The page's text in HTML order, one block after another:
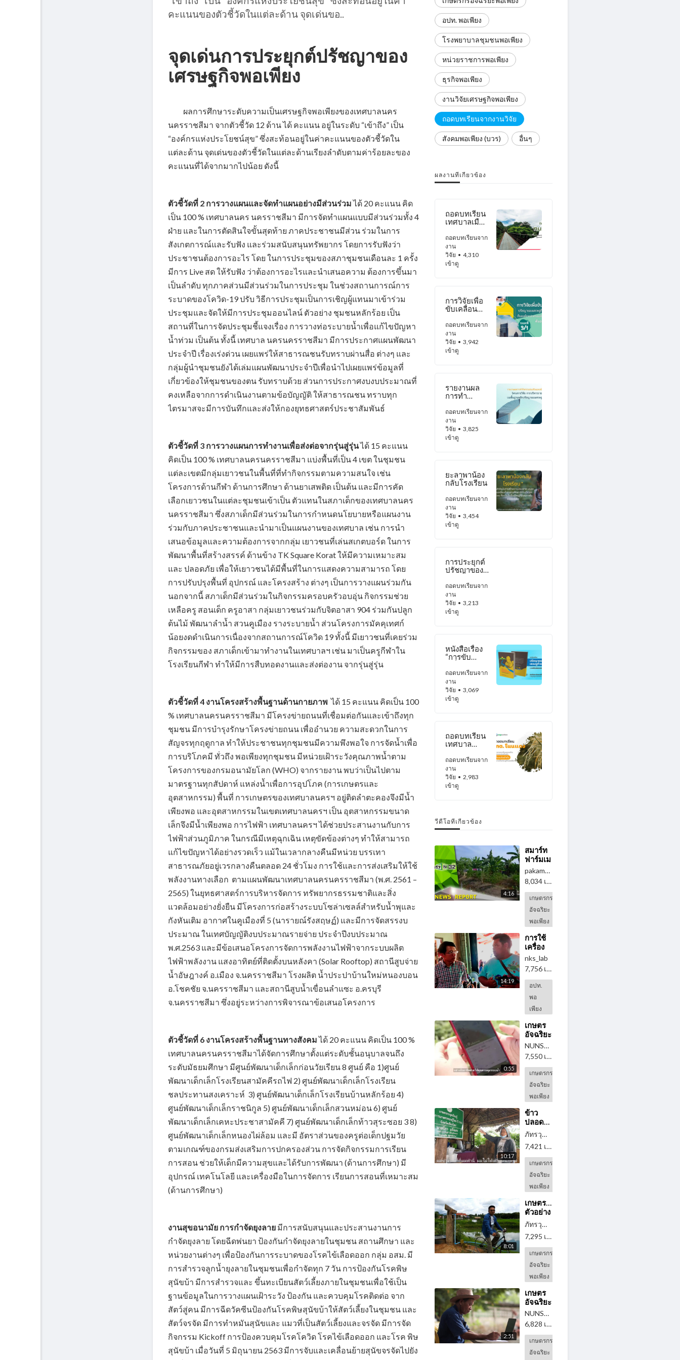
คะแนนของตัวชี้วัดในแต่ละด้าน จุดเด่นขอ..
จุดเด่นการประยุกต์ปรัชญาของ
เศรษฐกิจพอเพียง
ผลการศึกษาระดับความเป็นเศรษฐกิจพอเพียงของเทศบาลนคร
นครราชสีมา จากตัวชี้วัด 12 ด้าน ได้ คะแนน อยู่ในระดับ “เข้าถึง” เป็น
“องค์กรแห่งประโยชน์สุข” ซึ่งสะท้อนอยู่ในค่าคะแนนของตัวชี้วัดใน
แต่ละด้าน จุดเด่นของตัวชี้วัดในแต่ละด้านเรียงลำดับตามค่าร้อยละของ
คะแนนที่ได้จากมากไปน้อย ดังนี้
ตัวชี้วัดที่ 2 การวางแผนและจัดทำแผนอย่างมีส่วนร่วมได้ 20 คะแนน คิด
เป็น 100 % เทศบาลนคร นครราชสีมา มีการจัดทำแผนแบบมีส่วนร่วมทั้ง 4
ฝ่าย และในการตัดสินใจขั้นสุดท้าย ภาคประชาชนมีส่วน ร่วมในการ
สังเกตการณ์และรับฟัง และร่วมสนับสนุนทรัพยากร โดยการรับฟังว่า
ประชาชนต้องการอะไร โดย ในการประชุมของสภาชุมชนเดือนละ 1 ครั้ง
มีการ Live สด ให้รับฟัง ว่าต้องการอะไรและนำเสนอความ ต้องการขึ้นมา
เป็นลำดับ ทุกภาคส่วนมีส่วนร่วมในการประชุม ในช่วงสถานการณ์การ
ระบาดของโควิด-19 ปรับ วิธีการประชุมเป็นการเชิญผู้แทนมาเข้าร่วม
ประชุมและจัดให้มีการประชุมออนไลน์ ตัวอย่าง ชุมชนหลักร้อย เป็น
สถานที่ในการจัดประชุมชี้แจงเรื่อง การวางท่อระบายน้ำเพื่อแก้ไขปัญหา
น้ำท่วม เป็นต้น ทั้งนี้ เทศบาล นครนครราชสีมา มีการประกาศแผนพัฒนา
ประจำปี เรื่องเร่งด่วน เผยแพร่ให้สาธารณชนรับทราบผ่านสื่อ ต่างๆ และ
กลุ่มผู้นำชุมชนยังได้เล่มแผนพัฒนาประจำปีเพื่อนำไปเผยแพร่ข้อมูลที่
เกี่ยวข้องให้ชุมชนของตน รับทราบด้วย ส่วนการประกาศงบงบประมาณที่
คงเหลือจากการดำเนินงานตามข้อบัญญัติ ให้สาธารณชน ทราบทุก
ไตรมาสจะมีการบันทึกและส่งให้กองยุทธศาสตร์ประชาสัมพันธ์
ตัวชี้วัดที่ 3 การวางแผนการทำงานเพื่อส่งต่อจากรุ่นสู่รุ่นได้ 15 คะแนน
คิดเป็น 100 % เทศบาลนครนครราชสีมา แบ่งพื้นที่เป็น 4 เขต ในชุมชน
แต่ละเขตมีกลุ่มเยาวชนในพื้นที่ที่ทำกิจกรรมตามความสนใจ เช่น
โครงการด้านกีฬา ด้านการศึกษา ด้านยาเสพติด เป็นต้น และมีการคัด
เลือกเยาวชนในแต่ละชุมชนเข้าเป็น ตัวแทนในสภาเด็กของเทศบาลนคร
นครราชสีมา ซึ่งสภาเด็กมีส่วนร่วมในการกำหนดนโยบายหรือแผนงาน
ร่วมกับภาคประชาชนและนำมาเป็นแผนงานของเทศบาล เช่น การนำ
เสนอข้อมูลและความต้องการจากกลุ่ม เยาวชนที่เล่นสเกตบอร์ด ในการ
พัฒนาพื้นที่สร้างสรรค์ ด้านข้าง TK Square Korat ให้มีความเหมาะสม
และ ปลอดภัย เพื่อให้เยาวชนได้มีพื้นที่ในการแสดงความสามารถ โดย
การปรับปรุงพื้นที่ อุปกรณ์ และโครงสร้าง ต่างๆ เป็นการวางแผนร่วมกัน
นอกจากนี้ สภาเด็กมีส่วนร่วมในกิจกรรมครอบครัวอบอุ่น กิจกรรมช่วย
เหลือครู สอนเด็ก ครูอาสา กลุ่มเยาวชนร่วมกับจิตอาสา 904 ร่วมกันปลูก
ต้นไม้ พัฒนาลำน้ำ สวนคูเมือง รางระบายน้ำ ส่วนโครงการมัคคุเทศก์
น้อยงดดำเนินการเนื่องจากสถานการณ์โควิด 19 ทั้งนี้ มีเยาวชนที่เคยร่วม
กิจกรรมของ สภาเด็กเข้ามาทำงานในเทศบาลฯ เช่น มาเป็นครูกีฬาใน
โรงเรียนกีฬา ทำให้มีการสืบทอดงานและส่งต่องาน จากรุ่นสู่รุ่น
ตัวชี้วัดที่ 4 งานโครงสร้างพื้นฐานด้านกายภาพ ได้ 15 คะแนน คิดเป็น 100
% เทศบาลนครนครราชสีมา มีโครงข่ายถนนที่เชื่อมต่อกันและเข้าถึงทุก
ชุมชน มีการบำรุงรักษาโครงข่ายถนน เพื่ออำนวย ความสะดวกในการ
สัญจรทุกฤดูกาล ทำให้ประชาชนทุกชุมชนมีความพึงพอใจ การจัดน้ำเพื่อ
การบริโภคมี ทั่วถึง พอเพียงทุกชุมชน มีหน่วยเฝ้าระวังคุณภาพน้ำตาม
โครงการของกรมอนามัยโลก (WHO) จากรายงาน พบว่าเป็นไปตาม
มาตรฐานทุกสัปดาห์ แหล่งน้ำเพื่อการอุปโภค (การเกษตรและ
อุตสาหกรรม) พื้นที่ การเกษตรของเทศบาลนครฯ อยู่ติดลำตะคองจึงมีน้ำ
เพียงพอ และอุตสาหกรรมในเขตเทศบาลนครฯ เป็น อุตสาหกรรมขนาด
เล็กจึงมีน้ำเพียงพอ การไฟฟ้า เทศบาลนครฯ ได้ช่วยประสานงานกับการ
ไฟฟ้าส่วนภูมิภาค ในกรณีมีเหตุฉุกเฉิน เหตุขัดข้องต่างๆ ทำให้สามารถ
แก้ไขปัญหาได้อย่างรวดเร็ว แม้ในเวลากลางคืนมีหน่วย บรรเทา
สาธารณภัยอยู่เวรกลางคืนตลอด 24 ชั่วโมง การใช้และการส่งเสริมให้ใช้
พลังงานทางเลือก ตามแผนพัฒนาเทศบาลนครนครราชสีมา (พ.ศ. 2561 –
2565) ในยุทธศาสตร์การบริหารจัดการ ทรัพยากรธรรมชาติและสิ่ง
แวดล้อมอย่างยั่งยืน มีโครงการก่อสร้างระบบโซล่าเซลล์สำหรับน้ำพุและ
กังหันเติม อากาศในคูเมืองที่ 5 (นารายณ์รังสฤษฏ์) และมีการจัดสรรงบ
ประมาณ ในเทศบัญญัติงบประมาณรายจ่าย ประจำปีงบประมาณ
พ.ศ.2563 และมีข้อเสนอโครงการจัดการพลังงานไฟฟ้าจากระบบผลิต
ไฟฟ้าพลังงาน แสงอาทิตย์ที่ติดตั้งบนหลังคา (Solar Rooftop) สถานีสูบจ่าย
น้ำอัษฎางค์ อ.เมือง จ.นครราชสีมา โรงผลิต น้ำประปาบ้านใหม่หนองบอน
อ.โชคชัย จ.นครราชสีมา และสถานีสูบน้ำเขื่อนลำแซะ อ.ครบุรี
จ.นครราชสีมา ซึ่งอยู่ระหว่างการพิจารณาข้อเสนอโครงการ
ตัวชี้วัดที่ 6 งานโครงสร้างพื้นฐานทางสังคมได้ 20 คะแนน คิดเป็น 100 %
เทศบาลนครนครราชสีมาได้จัดการศึกษาตั้งแต่ระดับชั้นอนุบาลจนถึง
ระดับมัธยมศึกษา มีศูนย์พัฒนาเด็กเล็กก่อนวัยเรียน 8 ศูนย์ คือ 1)ศูนย์
พัฒนาเด็กเล็กโรงเรียนสามัคคีรถไฟ 2) ศูนย์พัฒนาเด็กเล็กโรงเรียน
ชลประทานสงเคราะห์ 3) ศูนย์พัฒนาเด็กเล็กโรงเรียนบ้านหลักร้อย 4)
ศูนย์พัฒนาเด็กเล็กราชนิกูล 5) ศูนย์พัฒนาเด็กเล็กสวนหม่อน 6) ศูนย์
พัฒนาเด็กเล็กเคหะประชาสามัคคี 7) ศูนย์พัฒนาเด็กเล็กท้าวสุระซอย 3 8)
ศูนย์พัฒนาเด็กเล็กหนองไผ่ล้อม และมี อัตราส่วนของครูต่อเด็กปฐมวัย
ตามเกณฑ์ของกรมส่งเสริมการปกครองส่วน การจัดกิจกรรมการเรียน
การสอน ช่วยให้เด็กมีความสุขและได้รับการพัฒนา (ด้านการศึกษา) มี
อุปกรณ์ เทคโนโลยี และเครื่องมือในการจัดการ เรียนการสอนที่เหมาะสม
(ด้านการศึกษา)
งานสุขอนามัย การกำจัดยุงลาย มีการสนับสนุนและประสานงานการ
กำจัดยุงลาย โดยฉีดพ่นยา ป้องกันกำจัดยุงลายในชุมชน สถานศึกษา และ
หน่วยงานต่างๆ เพื่อป้องกันการระบาดของโรคไข้เลือดออก กลุ่ม อสม. มี
การสำรวจลูกน้ำยุงลายในชุมชนเพื่อกำจัดทุก 7 วัน การป้องกันโรคพิษ
สุนัขบ้า มีการสำรวจและ ขึ้นทะเบียนสัตว์เลี้ยงภายในชุมชนเพื่อใช้เป็น
ฐานข้อมูลในการวางแผนเฝ้าระวัง ป้องกัน และควบคุมโรคติดต่อ จาก
สัตว์สู่คน มีการฉีดวัคซีนป้องกันโรคพิษสุนัขบ้าให้สัตว์เลี้ยงในชุมชน และ
สัตว์จรจัด มีการทำหมันสุนัขและ แมวที่เป็นสัตว์เลี้ยงและจรจัด มีการจัด
กิจกรรม Kickoff การป้องควบคุมโรคโควิด โรคไข้เลือดออก และโรค พิษ
สุนัขบ้า เมื่อวันที่ 5 มิถุนายน 2563 มีการจับและเคลื่อนย้ายสุนัขจรจัดไปยัง
อปท. พอเพียง
โรงพยาบาลชุมชนพอเพียง
หน่วยราชการพอเพียง
ธุรกิจพอเพียง
งานวิจัยเศรษฐกิจพอเพียง
ถอดบทเรียนจากงานวิจัย
สังคมพอเพียง (บวร) อื่นๆ
ผลงานที่เกี่ยวข้อง
ถอดบทเรียน
เทศบาลเมือง
ในระดับเข้า
ถึงความเป็น
เศรษฐกิจพอ
เพียง......
ถอดบทเรียนจาก
งาน
วิจัย • 4,310
เข้าดู
การวิจัยเพื่อ
ขับเคลื่อน
เศรษฐกิจพอ
เพียง กับ
องค์กร
ปกครองส่วน
ท้องถิ่นทั่ว
ถอดบทเรียนจาก
งาน
วิจัย • 3,942
เข้าดู
รายงานผล
การทำ
เสริมและ
สนับสนุนการ
วิจัย
ถอดบทเรียนจาก
งาน
วิจัย • 3,825
เข้าดู
ยะลาพาน้อง
กลับโรงเรียน
ถอดบทเรียนจาก
งาน
วิจัย • 3,454
เข้าดู
การประยุกต์
ปรัชญาของ
เพียงกับงาน
วิจัย
ถอดบทเรียนจาก
งาน
วิจัย • 3,213
เข้าดู
หนังสือเรื่อง
“การขับ
ปรัชญาของ
เศรษฐกิจพอ
เพียงกับ
องค์กร
ปกครองส่วน
ถอดบทเรียนจาก
งาน
วิจัย • 3,069
เข้าดู
ถอดบทเรียน
เทศบาล
แดง อปท. ใน
ระดับเข้าถึง
ความเป็น
เศรษฐกิจพอ
เพียง..
ถอดบทเรียนจาก
งาน
วิจัย • 2,983
เข้าดู
วีดีโอที่เกี่ยวข้อง
4:16
⁣สมาร์ท
ฟาร์มเม
อร์
อนาคต
เกษตร
ไทย 16-
12-59
ชัดข่าว
เที่ยง
pakamon
8,034 เข้าดู
เกษตรกร
อัจฉริยะ
พอเพียง
14:19
⁣
การใช้
เครื่อง
มือ
Social
Innovation
Canvas
โครงการ
ขอ
เพื่อการ
แก้ไข
ปัญหา
ใน
ชุมชน
อย่าง
แท้จริง
nks_lab
7,756 เข้าดู
อปท.
พอ
เพียง
0:55
⁣
เกษตร
อัจฉริยะ
Smart
Farming
สมาร์ท
ฟาร์ม
Farmconnect
ฟาร์ม
คอนเน็ค
เอเชีย
(1)
NUNSPACE
7,550 เข้าดู
เกษตรกร
อัจฉริยะ
พอเพียง
10:17
⁣
ข้าว
ปลอดภัย
กับ นาย
นิกร
แจ้งแสง
ภัทรวุฒิ สมยานะ
7,421 เข้าดู
เกษตรกร
อัจฉริยะ
พอเพียง
8:01
⁣เกษตรกร
ตัวอย่าง
โคก
หนองนา
โมเดล
ภัทรวุฒิ สมยานะ
7,295 เข้าดู
เกษตรกร
อัจฉริยะ
พอเพียง
2:51
⁣
เกษตร
อัจฉริยะ
Smart
Farming
สมาร์ท
ฟาร์ม
Farmconnect
ฟาร์ม
NUNSPACE
6,828 เข้าดู
เกษตรกร
อัจฉริยะ